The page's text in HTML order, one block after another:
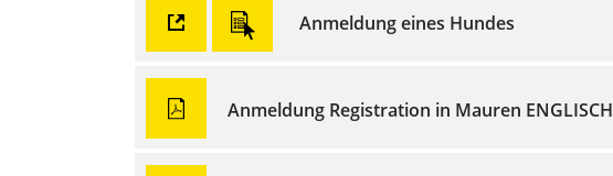
Anmeldung eines Hundes
Anmeldung Registration in Mauren ENGLISCH